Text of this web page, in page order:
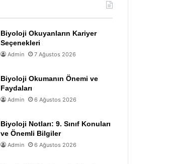
Biyoloji Okuyanların Kariyer
Seçenekleri
Admin 7 Ağustos 2026
Biyoloji Okumanın Önemi ve
Faydaları
Admin 6 Ağustos 2026
Biyoloji Notları: 9. Sınıf Konuları
ve Önemli Bilgiler
Admin 6 Ağustos 2026